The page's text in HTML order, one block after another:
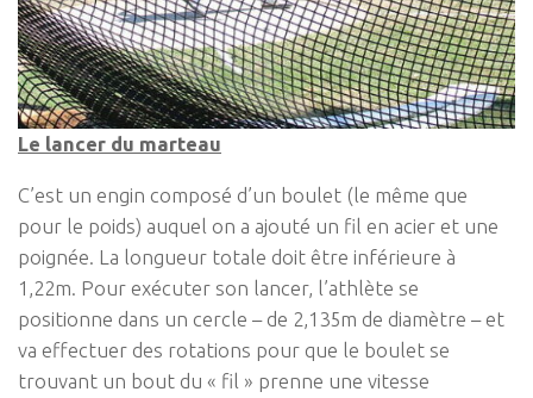
Le lancer du marteau
C’est un engin composé d’un boulet (le même que
pour le poids) auquel on a ajouté un fil en acier et une
poignée. La longueur totale doit être inférieure à
1,22m. Pour exécuter son lancer, l’athlète se
positionne dans un cercle – de 2,135m de diamètre – et
va effectuer des rotations pour que le boulet se
trouvant un bout du « fil » prenne une vitesse